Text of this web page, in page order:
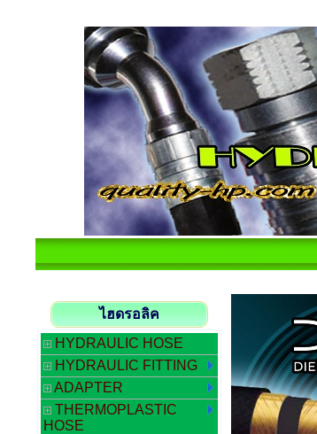
ไฮดรอลิค
HYDRAULIC HOSE
HYDRAULIC FITTING
ADAPTER
THERMOPLASTIC
HOSE